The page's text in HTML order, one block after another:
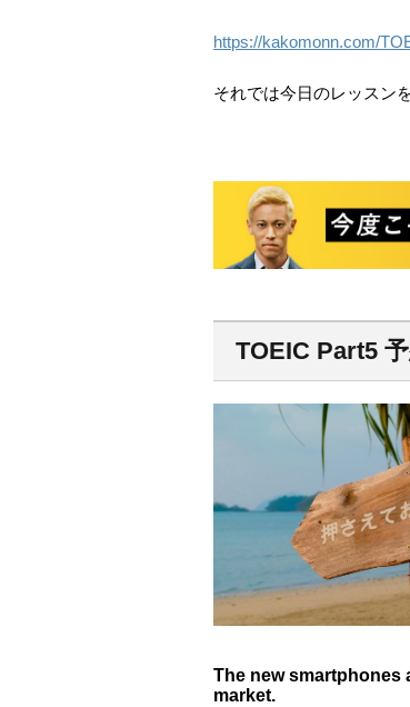
https://kakomonn.com/
それでは今日のレッスン
TOEIC Part5
The new
market.